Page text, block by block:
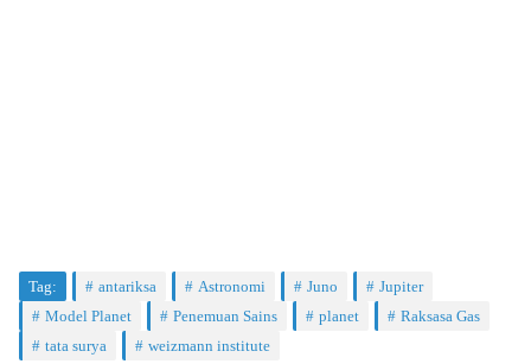
Tag: antariksa Astronomi Juno
Jupiter
Model Planet
Penemuan Sains planet
Raksasa Gas
tata surya
weizmann institute